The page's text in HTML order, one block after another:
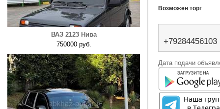
ВАЗ 2123 Нива
750000 руб.
Возможен торг
+79284456103
Дата подачи